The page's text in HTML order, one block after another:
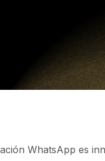
WhatsApp es